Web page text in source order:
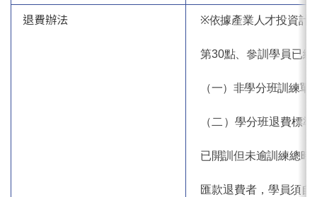
退費辦法
※依據產業人才投資計
第30點、參訓學員已
（一）非學分班訓練
（二）學分班退費標
已開訓但未逾訓練總時
匯款退費者，學員須